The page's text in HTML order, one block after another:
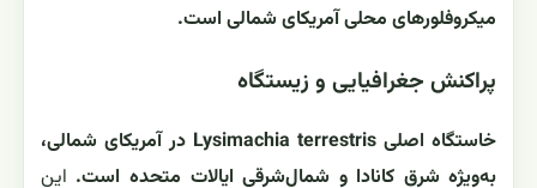
میکروفلورهای محلی آمریکای شمالی است.
پراکنش جغرافیایی و زیستگاه
خاستگاه اصلی Lysimachia terrestris در آمریکای شمالی،
به‌ویژه شرق کانادا و شمال‌شرقی ایالات متحده است. این